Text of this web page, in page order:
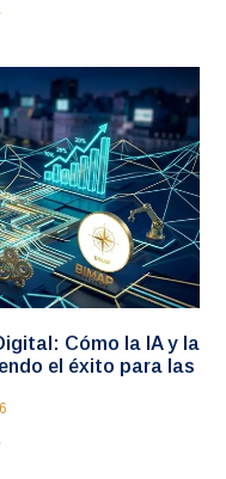
Cómo la IA y la
el éxito para las